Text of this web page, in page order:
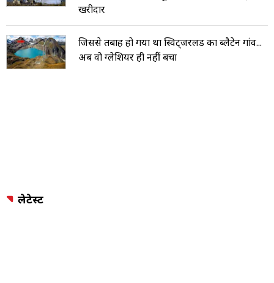
खरीदार
जिससे तबाह हो गया था स्विट्जरलैंड का ब्लैटेन गांव...
अब वो ग्लेशियर ही नहीं बचा
लेटेस्ट